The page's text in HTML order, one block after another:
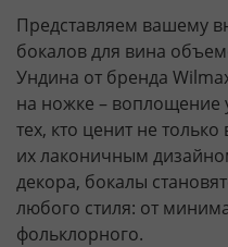
Представляем вашему
бокалов для вина
Ундина от бренда
на ножке – воплощение
тех, кто ценит не
их лаконичным
декора, бокалы
любого стиля: от
фольклорного.